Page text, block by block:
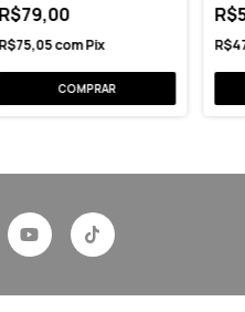
R$79,00
R$75,05comPix